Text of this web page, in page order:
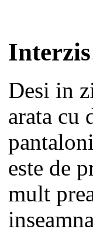
Desi in
arata cu
este de
mult